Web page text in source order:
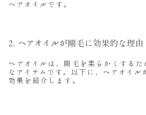
ヘアオイルです。
2. ヘアオイルが剛毛に効果的な理由
ヘアオイルは、剛毛を柔らかくするた
なアイテムです。以下に、ヘアオイル
効果を紹介します。